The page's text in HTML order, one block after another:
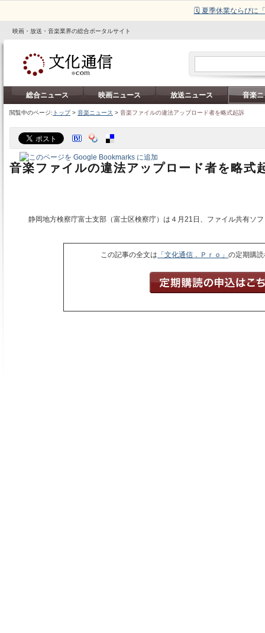
🗓️ 夏季休業ならびに
映画・放送・音楽業界の総合ポータルサイト
総合ニュース 映画ニュース 放送ニュース 音楽
閲覧中のページ: トップ> 音楽ニュース > 音楽ファイルの違法アップロード者を略式起訴
音楽ファイルの違法アップロード者を略式
静岡地方検察庁富士支部（富士区検察庁）は４月21日、ファイル共有ソ
この記事の全文は 「文化通信．Ｐｒｏ」の定期購